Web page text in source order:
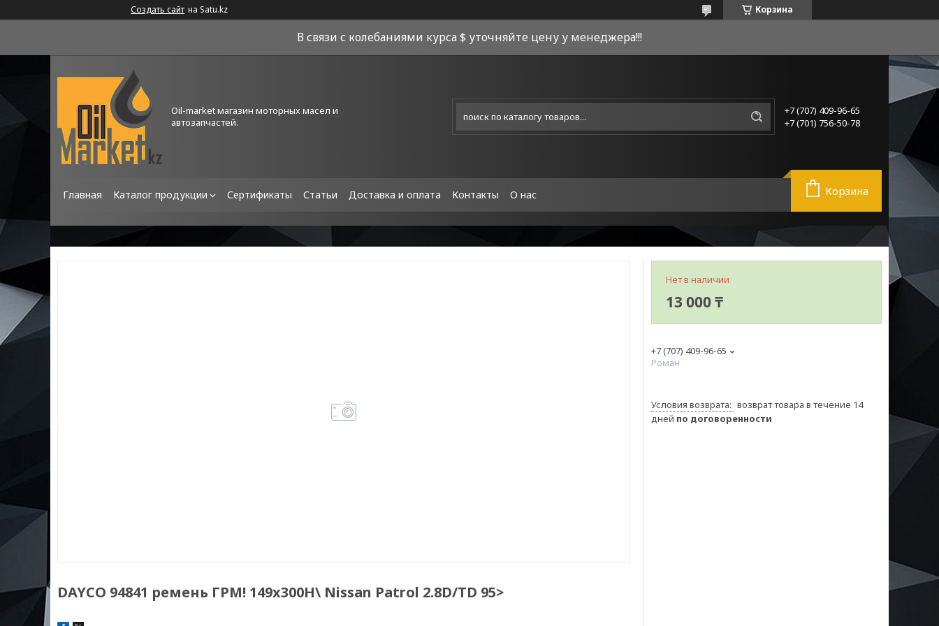
Создать сайт на Satu.kz Корзина
В связи с колебаниями курса $ уточняйте цену у менеджера!!!
Oil-market магазин моторных масел и
автозапчастей.
+7 (707) 409-96-65
+7 (701) 756-50-78
Главная Каталог продукции Сертификаты Статьи Доставка и оплата Контакты О нас Корзина
DAYCO 94841 ремень ГРМ! 149x300H\ Nissan Patrol 2.8D/TD 95>
Нет в наличии
13 000 ₸
+7 (707) 409-96-65
Роман
возврат товара в течение 14
дней по договоренности